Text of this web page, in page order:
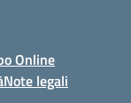
Online
Note legali